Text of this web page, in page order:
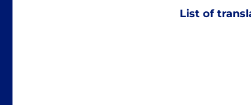
List of